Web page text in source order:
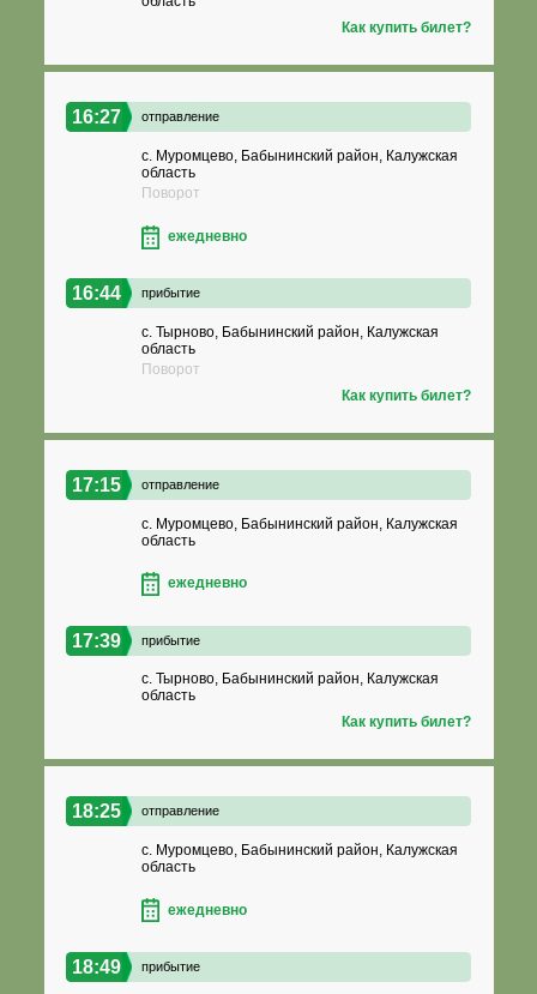
Как купить билет?
16:27 отправление
с. Муромцево, Бабынинский район, Калужская
область
Поворот
ежедневно
16:44 прибытие
с. Тырново, Бабынинский район, Калужская
область
Поворот
Как купить билет?
17:15 отправление
с. Муромцево, Бабынинский район, Калужская
область
ежедневно
17:39 прибытие
с. Тырново, Бабынинский район, Калужская
область
Как купить билет?
18:25 отправление
с. Муромцево, Бабынинский район, Калужская
область
ежедневно
18:49 прибытие